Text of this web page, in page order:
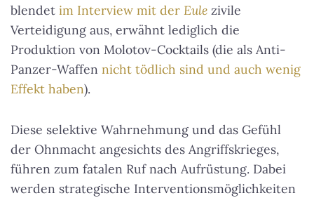
blendet im Interview mit der Eule zivile
Verteidigung aus, erwähnt lediglich die
Produktion von Molotov-Cocktails (die als Anti-
Panzer-Waffen nicht tödlich sind und auch wenig
Effekt haben).
Diese selektive Wahrnehmung und das Gefühl
der Ohnmacht angesichts des Angriffskrieges,
führen zum fatalen Ruf nach Aufrüstung. Dabei
werden strategische Interventionsmöglichkeiten